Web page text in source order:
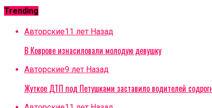
Trending
Авторские11 лет Назад
В Коврове изнасиловали молодую девушку
Авторские9 лет Назад
Жуткое ДТП под Петушками заставило водителей